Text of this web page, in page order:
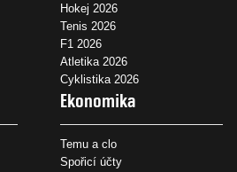
Hokej 2026
Tenis 2026
F1 2026
Atletika 2026
Cyklistika 2026
Ekonomika
Temu a clo
Spořicí účty